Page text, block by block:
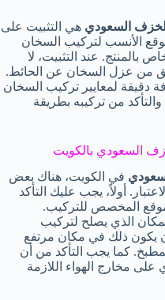
السعودي هي التثبيت على
الأنسب لتركيب السخان
بالمنتج. عند التثبيت، لا
من عزل السخان عن الحائط.
دقيقة لمعايير تركيب السخان
من تركيبه بطريقة
السعودي بالكويت
في الكويت، هناك بعض
أولاً، يجب عليك التأكد
المخصص للتركيب.
الذي يصلح لتركيب
يكون ذلك في مكان مرتفع
كما يجب التأكد من أن
على مخارج الهواء اللازمة